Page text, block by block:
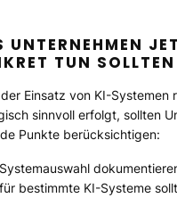
UNTERNEHMEN
TUN SOLLTEN
Einsatz von KI-Systemen
sinnvoll erfolgt, sollten
Punkte berücksichtigen:
Systemauswahl
für bestimmte KI-Systeme